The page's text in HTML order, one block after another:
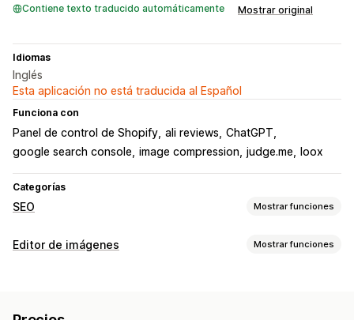
Contiene texto traducido automáticamente Mostrar original
Idiomas
Inglés
Esta aplicación no está traducida al Español
Funciona con
Panel de control de Shopify ali reviews ChatGPT
google search console image compression judge.me loox
Categorías
SEO Mostrar funciones
Herramientas de SEO
Editor de imágenes Mostrar funciones